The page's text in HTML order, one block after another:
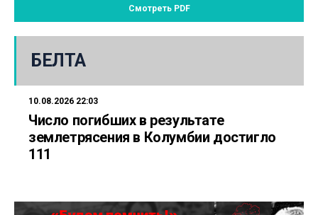
Смотреть PDF
БЕЛТА
10.08.2026 22:03
Число погибших в результате
землетрясения в Колумбии достигло
111